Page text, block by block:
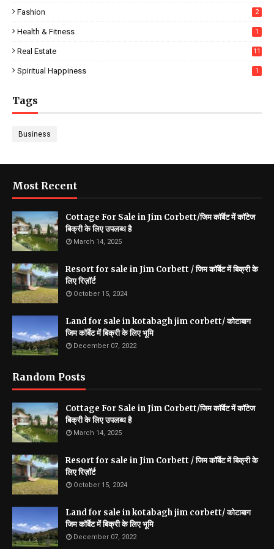
Fashion 2
Health & Fitness 1
Real Estate 11
Spiritual Happiness 1
Tags
Business
Most Recent
Cottage For Sale in Jim Corbett/जिम कॉर्बेट में कॉटेज
बिक्री के लिए उपलब्ध है
March 14, 2025
Resort for sale in Jim Corbett / जिम कॉर्बेट में बिक्री के
लिए रिज़ॉर्ट
October 15, 2024
Land for sale in kotabagh jim corbett/ कोटाबाग
जिम कॉर्बेट में बिक्री के लिए भूमि
December 07, 2022
Random Posts
Cottage For Sale in Jim Corbett/जिम कॉर्बेट में कॉटेज
बिक्री के लिए उपलब्ध है
March 14, 2025
Resort for sale in Jim Corbett / जिम कॉर्बेट में बिक्री के
लिए रिज़ॉर्ट
October 15, 2024
Land for sale in kotabagh jim corbett/ कोटाबाग
जिम कॉर्बेट में बिक्री के लिए भूमि
December 07, 2022